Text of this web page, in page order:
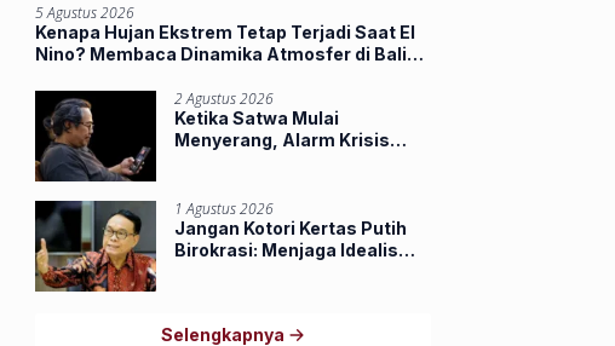
5 Agustus 2026
Kenapa Hujan Ekstrem Tetap Terjadi Saat El
Nino? Membaca Dinamika Atmosfer di Balik
2 Agustus 2026
Ketika Satwa Mulai
Menyerang, Alarm Krisis
1 Agustus 2026
Jangan Kotori Kertas Putih
Birokrasi: Menjaga Idealisme
Selengkapnya